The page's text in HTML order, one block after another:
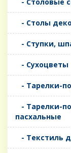
- Столы
- Ступки,
- Сухоцветы
- Тарелки-
- Тарелки-
пасхальные
- Текстиль